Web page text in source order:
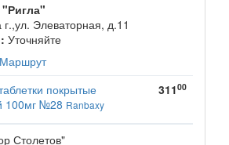
"Ригла"
Элеваторная, д.11
Уточняйте
Маршрут
покрытые
100мг №28 Ranbaxy
31100